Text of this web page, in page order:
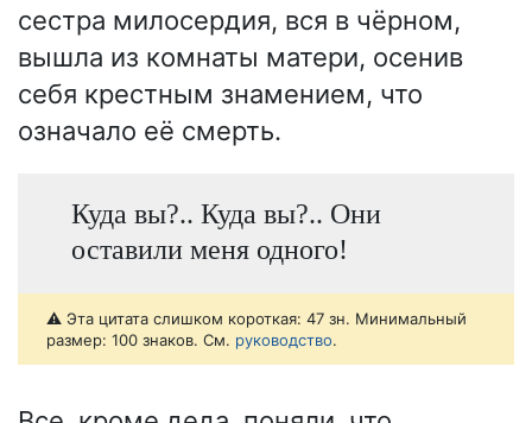
сестра милосердия, вся в чёрном,
вышла из комнаты матери, осенив
себя крестным знамением, что
означало её смерть.
Куда вы?.. Куда вы?.. Они
оставили меня одного!
⚠️ Эта цитата слишком короткая: 47 зн. Минимальный
размер: 100 знаков. См. руководство.